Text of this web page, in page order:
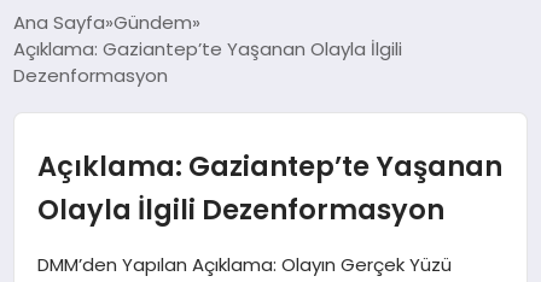
GÜNCEL
MAGAZIN
SAĞLIK
Ana Sayfa Gündem
Açıklama: Gaziantep’te Yaşanan Olayla İlgili
Dezenformasyon
Açıklama: Gaziantep’te Yaşanan
Olayla İlgili Dezenformasyon
DMM’den Yapılan Açıklama: Olayın Gerçek Yüzü